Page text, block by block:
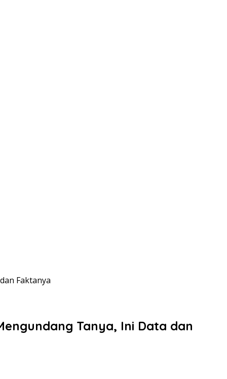
Faktanya
Tanya, Ini Data dan